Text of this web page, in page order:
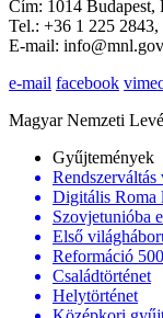
Cím: 1014 Budapest,
Tel.: +36 1 225
E-mail:
e-mail facebook
Magyar Nemzeti
Gyűjtemények
Rendszerváltás
Digitális Roma
Szovjetunióba
Első
Reformáció 500
Családtörténet
Helytörténet